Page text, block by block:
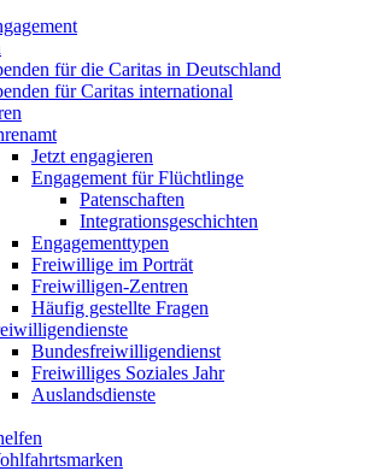
für die Caritas in Deutschland
für Caritas international
Jetzt engagieren
Engagement für Flüchtlinge
Patenschaften
Integrationsgeschichten
Engagementtypen
Freiwillige im Porträt
Freiwilligen-Zentren
Häufig gestellte Fragen
Bundesfreiwilligendienst
Freiwilliges Soziales Jahr
Auslandsdienste